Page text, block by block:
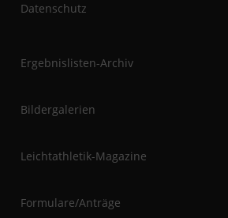
Datenschutz
Ergebnislisten-Archiv
Bildergalerien
Leichtathletik-Magazine
Formulare/Anträge